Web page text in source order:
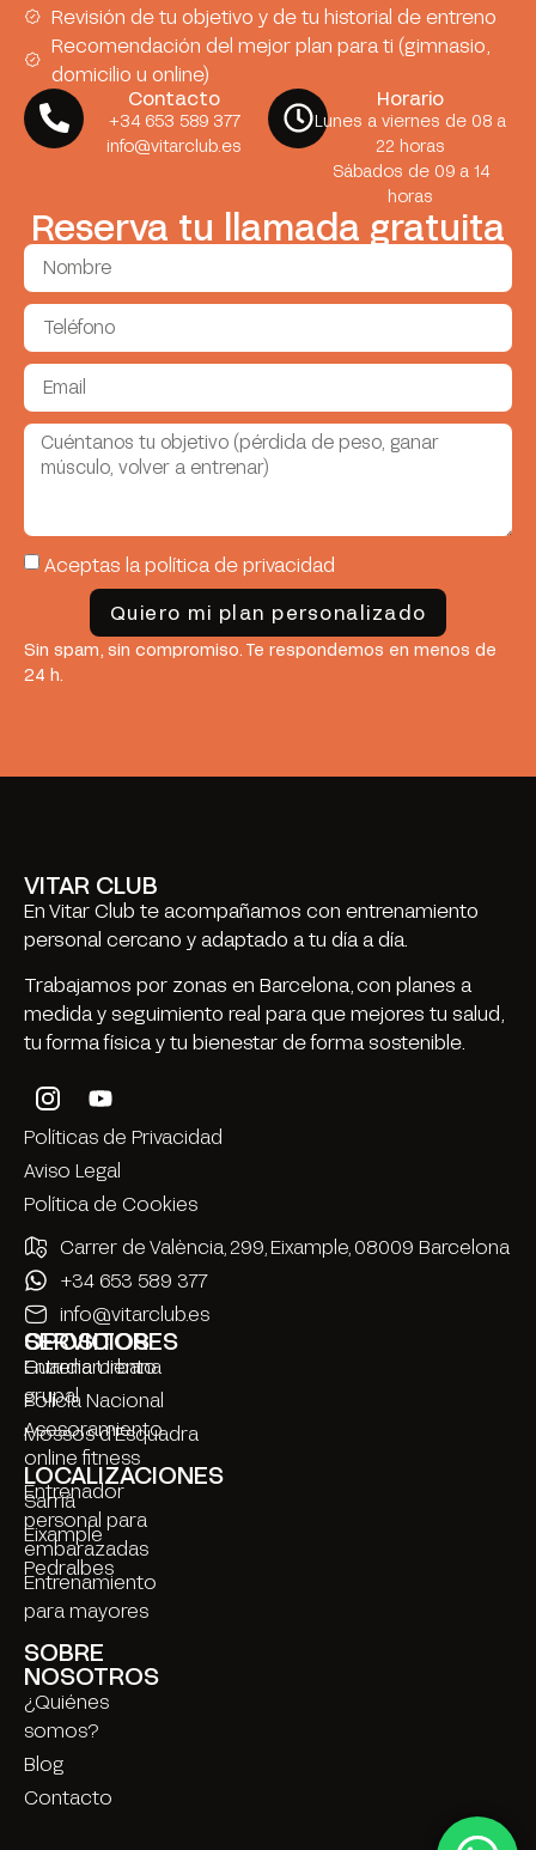
Revisión de tu objetivo y de tu historial de entreno
Recomendación del mejor plan para ti (gimnasio,
domicilio u online)
Contacto
+34 653 589 377
info@vitarclub.es
Horario
Lunes a viernes de 08 a
22 horas
Sábados de 09 a 14
horas
Reserva tu llamada gratuita
Aceptas la política de privacidad
Quiero mi plan personalizado
Sin spam, sin compromiso. Te respondemos en menos de
24 h.
VITAR CLUB
En Vitar Club te acompañamos con entrenamiento
personal cercano y adaptado a tu día a día.
Trabajamos por zonas en Barcelona, con planes a
medida y seguimiento real para que mejores tu salud,
tu forma física y tu bienestar de forma sostenible.
Políticas de Privacidad
Aviso Legal
Política de Cookies
Carrer de València, 299, Eixample, 08009 Barcelona
+34 653 589 377
info@vitarclub.es
SERVICIOS
Entrenamiento
grupal
Asesoramiento
online fitness
Entrenador
personal para
embarazadas
Entrenamiento
para mayores
SOBRE
NOSOTROS
¿Quiénes
somos?
Blog
Contacto
OPOSITORES
Guardia Urbana
Policía Nacional
Mossos d’Esquadra
LOCALIZACIONES
Sarrià
Eixample
Pedralbes